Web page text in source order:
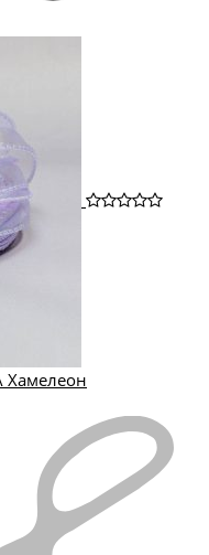
Хамелеон